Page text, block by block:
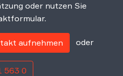
oder nutzen Sie
aufnehmen oder
563 0